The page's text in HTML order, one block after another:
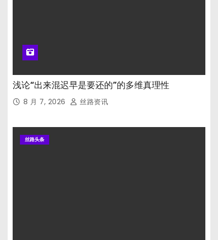
浅论“出来混迟早是要还的”的多维真理性
8 月 7, 2026 丝路资讯
丝路头条